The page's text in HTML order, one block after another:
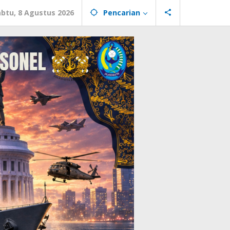
8 Agustus 2026 Pencarian